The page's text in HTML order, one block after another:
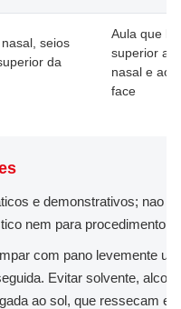
seios
da
Aula que
superior a
nasal e aos
face
e demonstrativos; nao e
nem para procedimento
com pano levemente
Evitar solvente, alcool
ao sol, que ressecam e